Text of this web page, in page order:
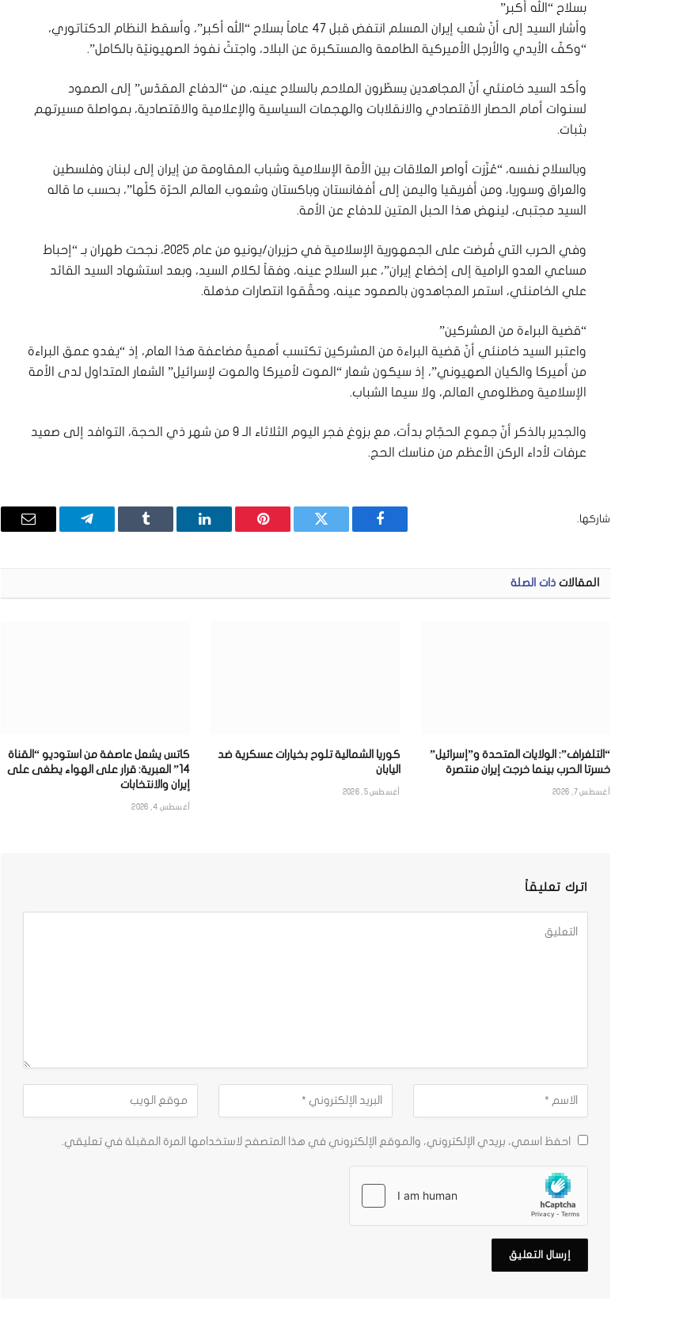
بسلاح “الله أكبر”
وأشار السيد إلى أنّ شعب إيران المسلم انتفض قبل 47 عاماً بسلاح “الله أكبر”، وأسقط النظام الدكتاتوري،
“وكفّ الأيدي والأرجل الأميركية الطامعة والمستكبرة عن البلاد، واجتثّ نفوذ الصهيونيّة بالكامل”.
وأكد السيد خامنئي أنّ المجاهدين يسطّرون الملاحم بالسلاح عينه، من “الدفاع المقدّس” إلى الصمود
لسنوات أمام الحصار الاقتصادي والانقلابات والهجمات السياسية والإعلامية والاقتصادية، بمواصلة مسيرتهم
بثبات.
وبالسلاح نفسه، “عُزّزت أواصر العلاقات بين الأمة الإسلامية وشباب المقاومة من إيران إلى لبنان وفلسطين
والعراق وسوريا، ومن أفريقيا واليمن إلى أفغانستان وباكستان وشعوب العالم الحرّة كلّها”، بحسب ما قاله
السيد مجتبى، لينهض هذا الحبل المتين للدفاع عن الأمة.
وفي الحرب التي فُرضت على الجمهورية الإسلامية في حزيران/يونيو من عام 2025، نجحت طهران بـ “إحباط
مساعي العدو الرامية إلى إخضاع إيران”، عبر السلاح عينه، وفقاً لكلام السيد، وبعد استشهاد السيد القائد
علي الخامنئي، استمر المجاهدون بالصمود عينه، وحقّقوا انتصارات مذهلة.
“قضية البراءة من المشركين”
واعتبر السيد خامنئي أنّ قضية البراءة من المشركين تكتسب أهميةً مضاعفة هذا العام، إذ “يغدو عمق البراءة
من أميركا والكيان الصهيوني”، إذ سيكون شعار “الموت لأميركا والموت لإسرائيل” الشعار المتداول لدى الأمة
الإسلامية ومظلومي العالم، ولا سيما الشباب.
والجدير بالذكر أنّ جموع الحجّاج بدأت، مع بزوغ فجر اليوم الثلاثاء الـ 9 من شهر ذي الحجة، التوافد إلى صعيد
عرفات لأداء الركن الأعظم من مناسك الحج.
شاركها.
فيسبوك تويتر بينتيريستلينكدإن Tumblr تيلقرام
البريد
المقالات ذات الصلة
“التلغراف”: الولايات المتحدة و”إسرائيل”
خسرتا الحرب بينما خرجت إيران منتصرة
أغسطس 7, 2026
كوريا الشمالية تلوح بخيارات عسكرية ضد
اليابان
أغسطس 5, 2026
كاتس يشعل عاصفة من استوديو “القناة
14” العبرية: قرار على الهواء يطغى على
إيران والانتخابات
أغسطس 4, 2026
اترك تعليقاً
احفظ اسمي، بريدي الإلكتروني، والموقع الإلكتروني في هذا المتصفح لاستخدامها المرة المقبلة في تعليقي.